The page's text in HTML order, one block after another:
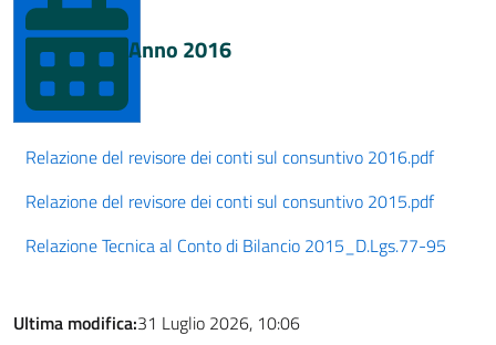
Anno 2016
Relazione del revisore dei conti sul consuntivo 2016.pdf
Relazione del revisore dei conti sul consuntivo 2015.pdf
Relazione Tecnica al Conto di Bilancio 2015_D.Lgs.77-95
Ultima modifica:31 Luglio 2026, 10:06